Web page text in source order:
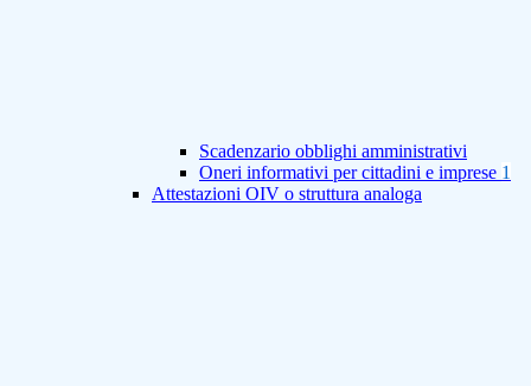
Scadenzario obblighi amministrativi
Oneri informativi per cittadini e imprese 1
Attestazioni OIV o struttura analoga